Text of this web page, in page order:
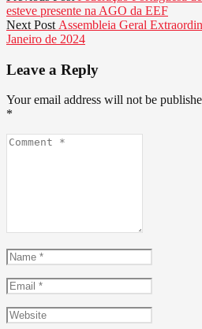
de
artigos
post:
esteve presente na AGO da EEF
Next Post Next
post:
Assembleia Geral
Janeiro de 2024
Leave a Reply
Your email address will not be
*
Comment
Name
*
Email
*
Website